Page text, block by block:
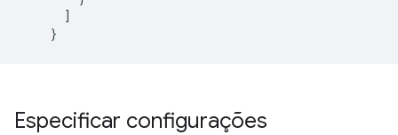
]
}
Especificar configurações